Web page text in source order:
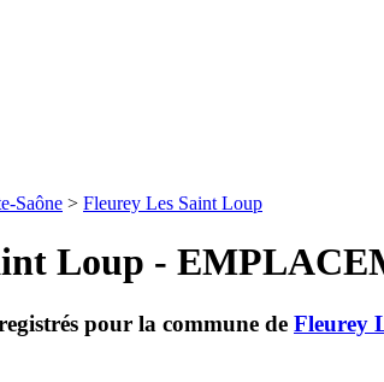
Saône > Fleurey Les Saint Loup
Loup -
pour la commune de Fleurey